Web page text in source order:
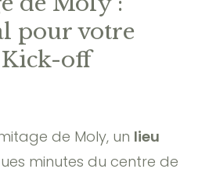
pour votre
Kick-off
de Moly, un lieu
minutes du centre de